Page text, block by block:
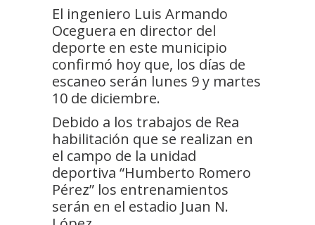
El ingeniero Luis Armando
Oceguera en director del
deporte en este municipio
confirmó hoy que, los días de
escaneo serán lunes 9 y martes
10 de diciembre.
Debido a los trabajos de Rea
habilitación que se realizan en
el campo de la unidad
deportiva “Humberto Romero
Pérez” los entrenamientos
serán en el estadio Juan N.